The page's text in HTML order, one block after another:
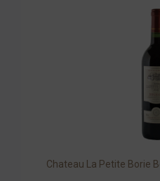
Chateau La Petite Borie